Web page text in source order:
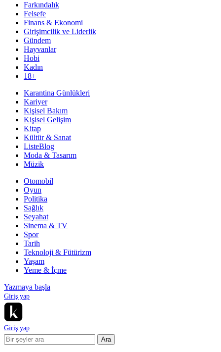
Farkındalık
Felsefe
Finans & Ekonomi
Girişimcilik ve Liderlik
Gündem
Hayvanlar
Hobi
Kadın
18+
Karantina Günlükleri
Kariyer
Kişisel Bakım
Kişisel Gelişim
Kitap
Kültür & Sanat
ListeBlog
Moda & Tasarım
Müzik
Otomobil
Oyun
Politika
Sağlık
Seyahat
Sinema & TV
Spor
Tarih
Teknoloji & Fütürizm
Yaşam
Yeme & İçme
Yazmaya başla
Giriş yap
Giriş yap
Ara